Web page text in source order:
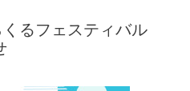
くるフェスティバル